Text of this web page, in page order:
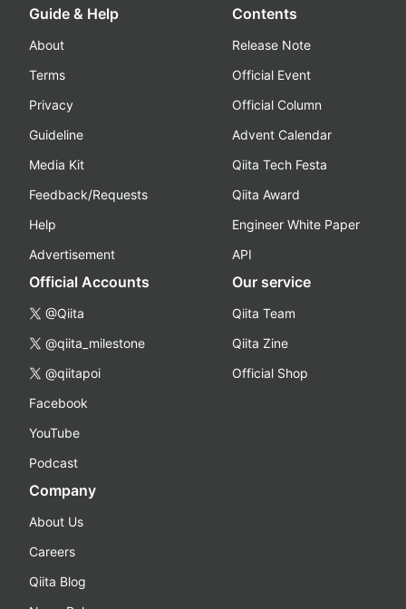
Guide & Help
About
Terms
Privacy
Guideline
Media Kit
Feedback/Requests
Help
Advertisement
Contents
Release Note
Official Event
Official Column
Advent Calendar
Qiita Tech Festa
Qiita Award
Engineer White Paper
API
Official Accounts
@Qiita
@qiita_milestone
@qiitapoi
Facebook
YouTube
Podcast
Our service
Qiita Team
Qiita Zine
Official Shop
Company
About Us
Careers
Qiita Blog